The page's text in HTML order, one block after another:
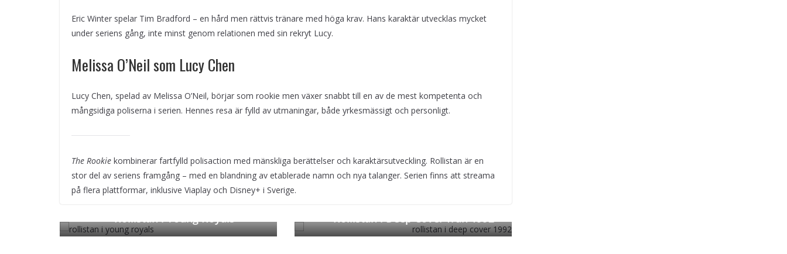
Eric Winter spelar Tim Bradford – en hård men rättvis tränare med höga krav. Hans karaktär utvecklas mycket
under seriens gång, inte minst genom relationen med sin rekryt Lucy.
Melissa O’Neil som Lucy Chen
Lucy Chen, spelad av Melissa O’Neil, börjar som rookie men växer snabbt till en av de mest kompetenta och
mångsidiga poliserna i serien. Hennes resa är fylld av utmaningar, både yrkesmässigt och personligt.
The Rookie kombinerar fartfylld polisaction med mänskliga berättelser och karaktärsutveckling. Rollistan är en
stor del av seriens framgång – med en blandning av etablerade namn och nya talanger. Serien finns att streama
på flera plattformar, inklusive Viaplay och Disney+ i Sverige.
Rollistan i Young Royals Rollistan i Deep Cover från 1992